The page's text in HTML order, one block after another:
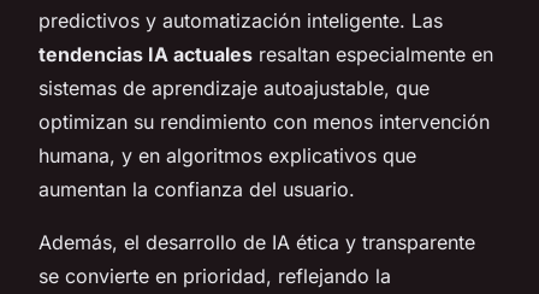
predictivos y automatización inteligente. Las
tendencias IA actuales resaltan especialmente en
sistemas de aprendizaje autoajustable, que
optimizan su rendimiento con menos intervención
humana, y en algoritmos explicativos que
aumentan la confianza del usuario.
Además, el desarrollo de IA ética y transparente
se convierte en prioridad, reflejando la